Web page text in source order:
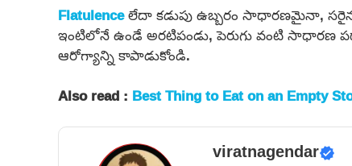
Flatulenceలేదా కడుపు ఉబ్బరం సాధారణమైనా,
ఇంటిలోనే ఉండే అరటిపండు, పెరుగు వంటి సాధారణ
ఆరోగ్యాన్ని కాపాడుకోండి.
Also read : Best Thing to Eat on an
viratnagendar